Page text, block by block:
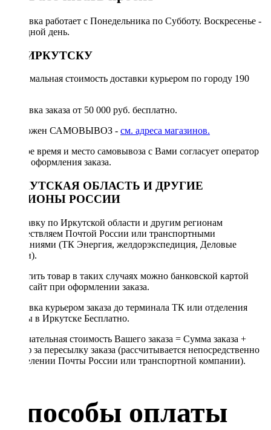
Доставка работает с Понедельника по Субботу. Воскресенье -
выходной день.
ПО ИРКУТСКУ
Минимальная стоимость доставки курьером по городу 190
Доставка заказа от 50 000 руб. бесплатно.
Возможен САМОВЫВОЗ - см. адреса магазинов.
Точное время и место самовывоза с Вами согласует оператор
после оформления заказа.
ИРКУТСКАЯ ОБЛАСТЬ И ДРУГИЕ
РЕГИОНЫ РОССИИ
Отправку по Иркутской области и другим регионам
осуществляем Почтой России или транспортными
компаниями (ТК Энергия, желдорэкспедиция, Деловые
линии).
Оплатить товар в таких случаях можно банковской картой
через сайт при оформлении заказа.
Доставка курьером заказа до терминала ТК или отделения
Почты в Иркутске Бесплатно.
Окончательная стоимость Вашего заказа = Сумма заказа +
Тариф за пересылку заказа (рассчитывается непосредственно
в отделении Почты России или транспортной компании).
Способы оплаты